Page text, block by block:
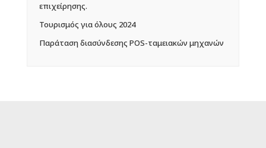
επιχείρησης.
Τουρισμός για όλους 2024
Παράταση διασύνδεσης POS-ταμειακών μηχανών